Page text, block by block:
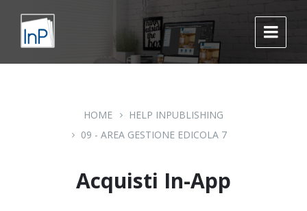
content
main
navigation
footer
HOME
HELP INPUBLISHING
09 - AREA GESTIONE EDICOLA 7
Acquisti In-App